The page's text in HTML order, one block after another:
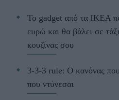
Το gadget από τα IKEA
ευρώ και θα βάλει σε
κουζίνας σου
3-3-3 rule: Ο κανόνας
που ντύνεσαι